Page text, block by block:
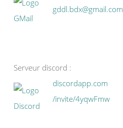
gddl.bdx@gmail.com
Serveur discord :
discordapp.com
/invite/4yqwFmw